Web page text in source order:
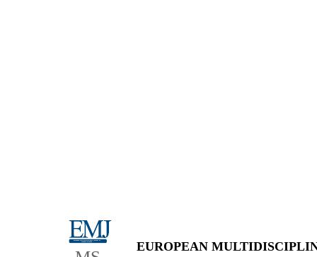
EUROPEAN
European Multidisciplinary Journal of
Modern Science